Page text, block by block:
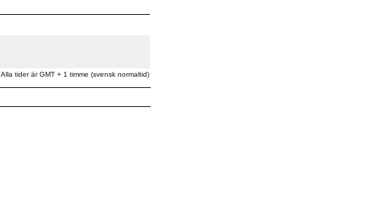
Alla tider är GMT + 1 timme (svensk normaltid)